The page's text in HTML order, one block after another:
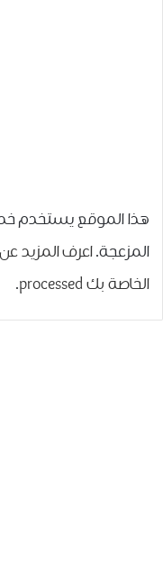
هذا الموقع يستخدم
المزعجة.اعرف المزيد
الخاصة بك processed
.